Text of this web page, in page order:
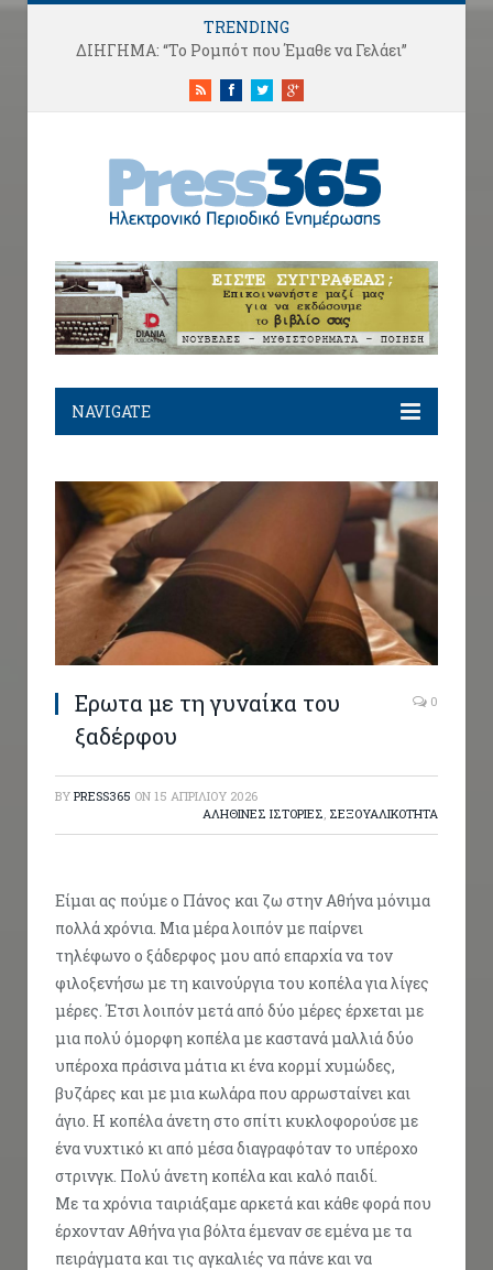
TRENDING
ΔΙΗΓΗΜΑ: “Το Ρομπότ που Έμαθε να Γελάει”
RSS FacebookTwitterGoogle+
NAVIGATE
Ερωτα με τη γυναίκα του
ξαδέρφου
0
BY PRESS365 ON 15 ΑΠΡΙΛΊΟΥ 2026
ΑΛΗΘΙΝΕΣ ΙΣΤΟΡΙΕΣ ΣΕΞΟΥΑΛΙΚΟΤΗΤΑ
Είμαι ας πούμε ο Πάνος και ζω στην Αθήνα μόνιμα
πολλά χρόνια. Μια μέρα λοιπόν με παίρνει
τηλέφωνο ο ξάδερφος μου από επαρχία να τον
φιλοξενήσω με τη καινούργια του κοπέλα για λίγες
μέρες. Έτσι λοιπόν μετά από δύο μέρες έρχεται με
μια πολύ όμορφη κοπέλα με καστανά μαλλιά δύο
υπέροχα πράσινα μάτια κι ένα κορμί χυμώδες,
βυζάρες και με μια κωλάρα που αρρωσταίνει και
άγιο. Η κοπέλα άνετη στο σπίτι κυκλοφορούσε με
ένα νυχτικό κι από μέσα διαγραφόταν το υπέροχο
στρινγκ. Πολύ άνετη κοπέλα και καλό παιδί.
Με τα χρόνια ταιριάξαμε αρκετά και κάθε φορά που
έρχονταν Αθήνα για βόλτα έμεναν σε εμένα με τα
πειράγματα και τις αγκαλιές να πάνε και να